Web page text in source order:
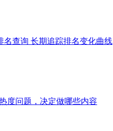
名查询 长期追踪排名变化曲线
度问题，决定做哪些内容